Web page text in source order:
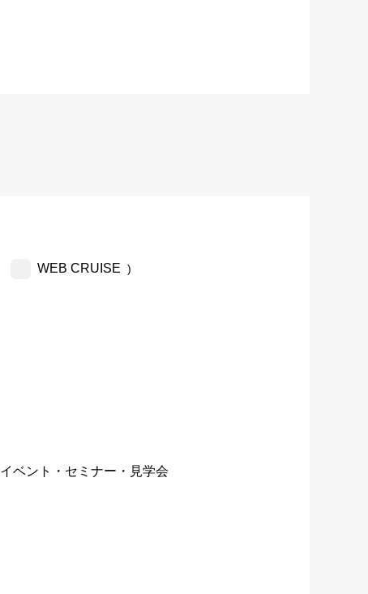
WEB CRUISE )
イベント・セミナー・見学会